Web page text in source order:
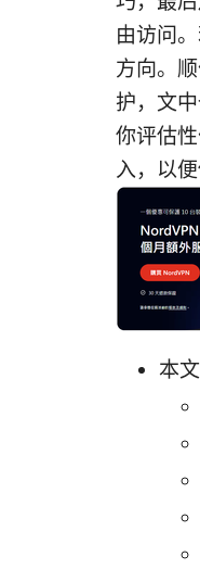
由访问
方向。
护，文
你评估
入，以
本